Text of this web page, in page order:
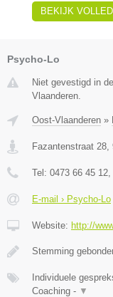
BEKIJK
Psycho-Lo
Niet gevestigd in
Vlaanderen.
Oost-Vlaanderen »
Fazantenstraat 28
Tel: 0473 66 45 12
E-mail › Psycho-Lo
Website: http://
Stemming
Individuele
Coaching - ▼